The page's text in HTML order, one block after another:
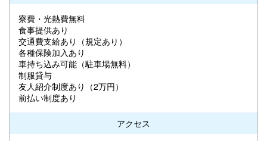
寮費・光熱費無料
食事提供あり
交通費支給あり（規定あり）
各種保険加入あり
車持ち込み可能（駐車場無料）
制服貸与
友人紹介制度あり（2万円）
前払い制度あり
アクセス